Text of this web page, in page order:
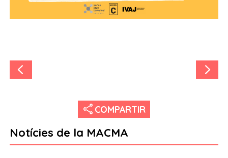
share COMPARTIR
Notícies de la MACMA